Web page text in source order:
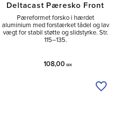
Deltacast Pæresko Front
Pæreformet for­sko i hærdet
aluminium med forstærket tådel og lav
vægt for stabil støtte og slidstyrke. Str.
115–135.
108,00 SEK
Tilføj til